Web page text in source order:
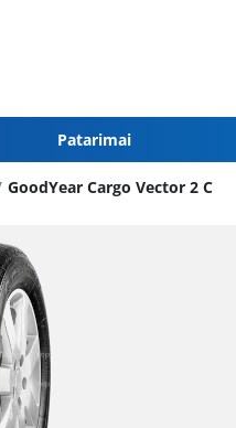
Patarimai
GoodYear Cargo Vector 2 C